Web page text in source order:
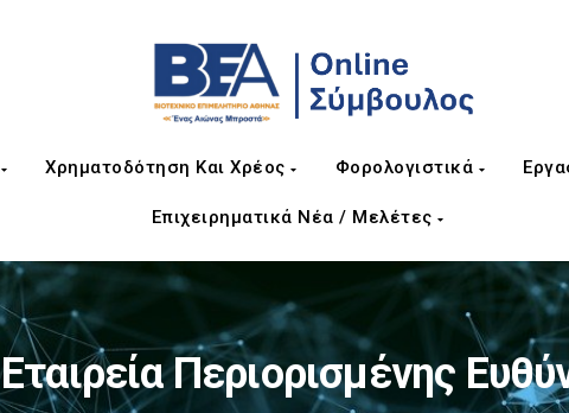
Χρηματοδότηση Και Χρέος Φορολογιστικά
Επιχειρηματικά Νέα / Μελέτες
Εταιρεία Περιορισμένης